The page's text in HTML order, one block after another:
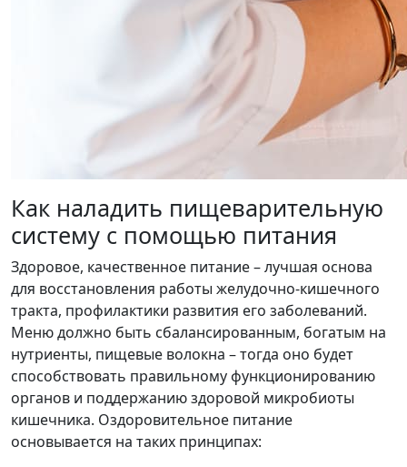
Как наладить пищеварительную
систему с помощью питания
Здоровое, качественное питание – лучшая основа
для восстановления работы желудочно-кишечного
тракта, профилактики развития его заболеваний.
Меню должно быть сбалансированным, богатым на
нутриенты, пищевые волокна – тогда оно будет
способствовать правильному функционированию
органов и поддержанию здоровой микробиоты
кишечника. Оздоровительное питание
основывается на таких принципах: